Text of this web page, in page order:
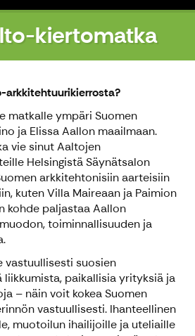
kiertomatka
arkkitehtuurikierrosta?
matkalle ympäri Suomen
ja Elissa Aallon maailmaan.
vie sinut Aaltojen
Helsingistä Säynätsalon
arkkitehtonisiin aarteisiin
kuten Villa Maireaan ja Paimion
kohde paljastaa Aallon
toiminnallisuuden ja
vastuullisesti suosien
paikallisia yrityksiä ja
– näin voit kokea Suomen
vastuullisesti. Ihanteellinen
muotoilun ihailijoille ja uteliaille